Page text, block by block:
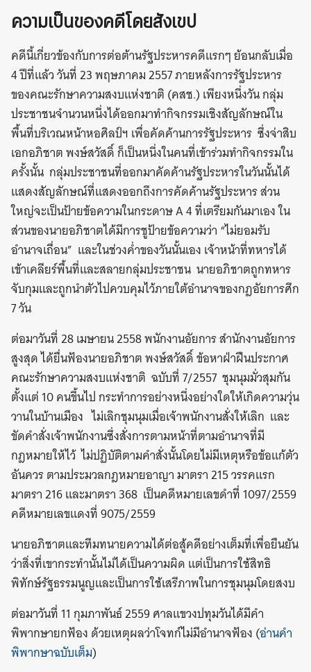
ความเป็นของคดีโดยสังเขป
คดีนี้เกี่ยวข้องกับการต่อต้านรัฐประหารคดีแรกๆ ย้อนกลับเมื่อ
4 ปีที่แล้ว วันที่ 23 พฤษภาคม 2557 ภายหลังการรัฐประหาร
ของคณะรักษาความสงบแห่งชาติ (คสช.) เพียงหนึ่งวัน กลุ่ม
ประชาชนจำนวนหนึ่งได้ออกมาทำกิจกรรมเชิงสัญลักษณ์ใน
พื้นที่บริเวณหน้าหอศิลป์ฯ เพื่อคัดค้านการรัฐประหาร ซึ่งจ่าสิบ
เอกอภิชาต พงษ์สวัสดิ์ ก็เป็นหนึ่งในคนที่เข้าร่วมทำกิจกรรมใน
ครั้งนั้น กลุ่มประชาชนที่ออกมาคัดค้านรัฐประหารในวันนั้นได้
แสดงสัญลักษณ์ที่แสดงออกถึงการคัดค้านรัฐประหาร ส่วน
ใหญ่จะเป็นป้ายข้อความในกระดาษ A 4 ที่เตรียมกันมาเอง ใน
ส่วนของนายอภิชาตได้มีการชูป้ายข้อความว่า “ไม่ยอมรับ
อำนาจเถื่อน” และในช่วงค่ำของวันนั้นเอง เจ้าหน้าที่ทหารได้
เข้าเคลียร์พื้นที่และสลายกลุ่มประชาชน นายอภิชาตถูกทหาร
จับกุมและถูกนำตัวไปควบคุมไว้ภายใต้อำนาจของกฎอัยการศึก
7 วัน
ต่อมาวันที่ 28 เมษายน 2558 พนักงานอัยการ สำนักงานอัยการ
สูงสุด ได้ยื่นฟ้องนายอภิชาต พงษ์สวัสดิ์ ข้อหาฝ่าฝืนประกาศ
คณะรักษาความสงบแห่งชาติ ฉบับที่ 7/2557 ชุมนุมมั่วสุมกัน
ตั้งแต่ 10 คนขึ้นไป กระทำการอย่างหนึ่งอย่างใดให้เกิดความวุ่น
วานในบ้านเมือง ไม่เลิกชุมนุมเมื่อเจ้าพนักงานสั่งให้เลิก และ
ขัดคำสั่งเจ้าพนักงานซึ่งสั่งการตามหน้าที่ตามอำนาจที่มี
กฎหมายให้ไว้ ไม่ปฏิบัติตามคำสั่งนั้นโดยไม่มีเหตุหรือข้อแก้ตัว
อันควร ตามประมวลกฎหมายอาญา มาตรา 215 วรรคแรก
มาตรา 216 และมาตรา 368 เป็นคดีหมายเลขดำที่ 1097/2559
คดีหมายเลขแดงที่ 9075/2559
นายอภิชาตและทีมทนายความได้ต่อสู้คดีอย่างเต็มที่เพื่อยืนยัน
ว่าสิ่งที่เขากระทำนั้นไม่ได้เป็นความผิด แต่เป็นการใช้สิทธิ
พิทักษ์รัฐธรรมนูญและเป็นการใช้เสรีภาพในการชุมนุมโดยสงบ
ต่อมาวันที่ 11 กุมภาพันธ์ 2559 ศาลแขวงปทุมวันได้มีคำ
พิพากษายกฟ้อง ด้วยเหตุผลว่าโจทก์ไม่มีอำนาจฟ้อง (อ่านคำ
พิพากษาฉบับเต็ม)